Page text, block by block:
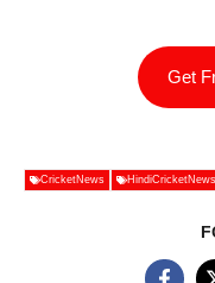
Get
CricketNews HindiCricketNews